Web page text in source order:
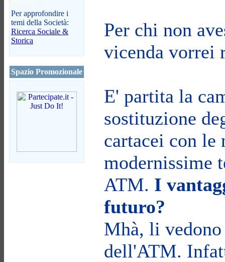
Per approfondire i
temi della Società:
Ricerca Sociale &
Storica
Spazio Promozionale
Per chi non
vicenda vorrei
E' partita la
sostituzione
cartacei con le
modernissime
ATM. I
futuro?
Mhà, li
dell'ATM.